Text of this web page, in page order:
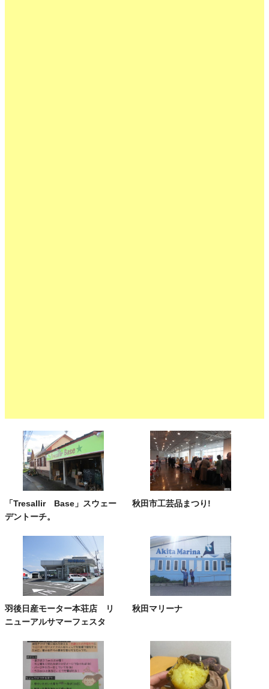
「Tresallir Base」スウェー
デントーチ。
秋田市工芸品まつり!
羽後日産モーター本荘店 リ
ニューアルサマーフェスタ
秋田マリーナ